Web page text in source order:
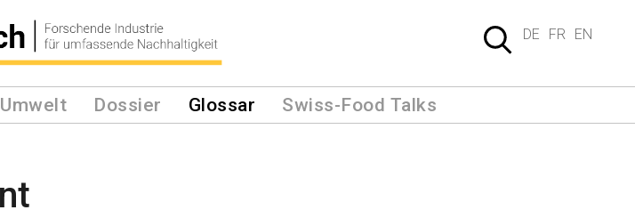
DE FR EN
Umwelt Dossier Glossar Swiss-Food Talks